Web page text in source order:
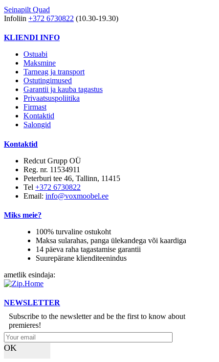
Seinapilt Quad
Infoliin +372 6730822 (10.30-19.30)
KLIENDI INFO
Ostuabi
Maksmine
Tarneag ja transport
Ostutingimused
Garantii ja kauba tagastus
Privaatsuspoliitika
Firmast
Kontaktid
Salongid
Kontaktid
Redcut Grupp OÜ
Reg. nr. 11534911
Peterburi tee 46, Tallinn, 11415
Tel +372 6730822
Email: info@voxmoobel.ee
Miks meie?
100% turvaline ostukoht
Maksa sularahas, panga ülekandega või kaardiga
14 päeva raha tagastamise garantii
Suurepärane klienditeenindus
ametlik esindaja:
NEWSLETTER
Subscribe to the newsletter and be the first to know about
premieres!
OK